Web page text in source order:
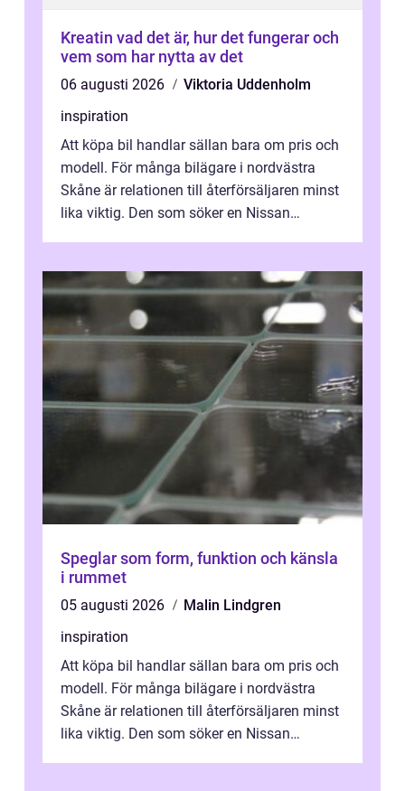
Kreatin vad det är, hur det fungerar och
vem som har nytta av det
06 augusti 2026
Viktoria Uddenholm
inspiration
Att köpa bil handlar sällan bara om pris och
modell. För många bilägare i nordvästra
Skåne är relationen till återförsäljaren minst
lika viktig. Den som söker en Nissan
Speglar som form, funktion och känsla
i rummet
05 augusti 2026
Malin Lindgren
inspiration
Att köpa bil handlar sällan bara om pris och
modell. För många bilägare i nordvästra
Skåne är relationen till återförsäljaren minst
lika viktig. Den som söker en Nissan